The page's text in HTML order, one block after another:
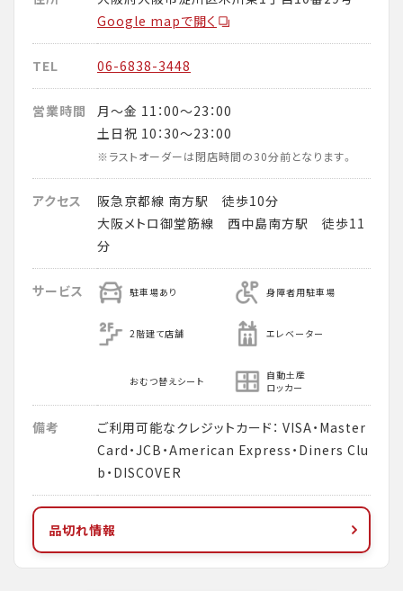
Google mapで開く
TEL 06-6838-3448
営業時間
月～金 11：00～23：00
土日祝 10：30～23：00
※ラストオーダーは閉店時間の30分前となります。
アクセス
阪急京都線 南方駅 徒歩10分
大阪メトロ御堂筋線 西中島南方駅 徒歩11
分
サービス 駐車場あり 身障者用駐車場
2階建て店舗 エレベーター
おむつ替えシート
自動土産
ロッカー
備考
ご利用可能なクレジットカード： VISA・Master
Card・JCB・American Express・Diners Clu
b・DISCOVER
品切れ情報